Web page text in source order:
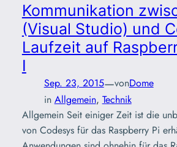
Kommunikation
(Visual Studio) und
Laufzeit auf
I
Sep. 23, 2015—vonDome
in Allgemein, Technik
Allgemein Seit einiger Zeit ist die
von Codesys für das Raspberry Pi